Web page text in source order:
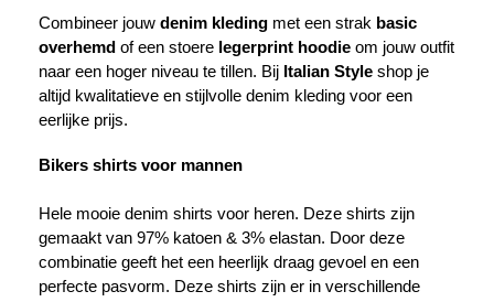
Combineer jouw denim kleding met een strak basic
overhemd of een stoere legerprint hoodie om jouw outfit
naar een hoger niveau te tillen. Bij Italian Style shop je
altijd kwalitatieve en stijlvolle denim kleding voor een
eerlijke prijs.
Bikers shirts voor mannen
Hele mooie denim shirts voor heren. Deze shirts zijn
gemaakt van 97% katoen & 3% elastan. Door deze
combinatie geeft het een heerlijk draag gevoel en een
perfecte pasvorm. Deze shirts zijn er in verschillende